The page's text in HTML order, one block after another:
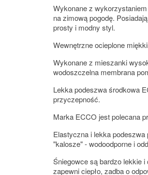
Wykonane z
na zimową pogodę.
prosty i modny styl.
Wewnętrzne ocieplone
Wykonane z mieszanki
wodoszczelna membrana
Lekka podeszwa środkowa
przyczepność.
Marka ECCO jest polecana
Elastyczna i lekka
"kalosze" - wodoodporne i
Śniegowce są bardzo lekkie i
zapewni ciepło, zadba o